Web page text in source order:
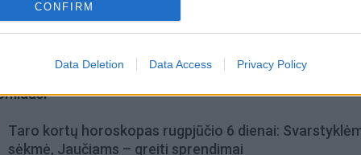
CONFIRM
Data Deletion Data Access Privacy Policy
Taro kortų horoskopas rugpjūčio 6 dienai:
sėkmė, Jaučiams – greiti sprendimai